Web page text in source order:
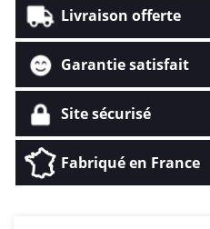
Livraison offerte
Garantie satisfait
Site sécurisé
Fabriqué en France